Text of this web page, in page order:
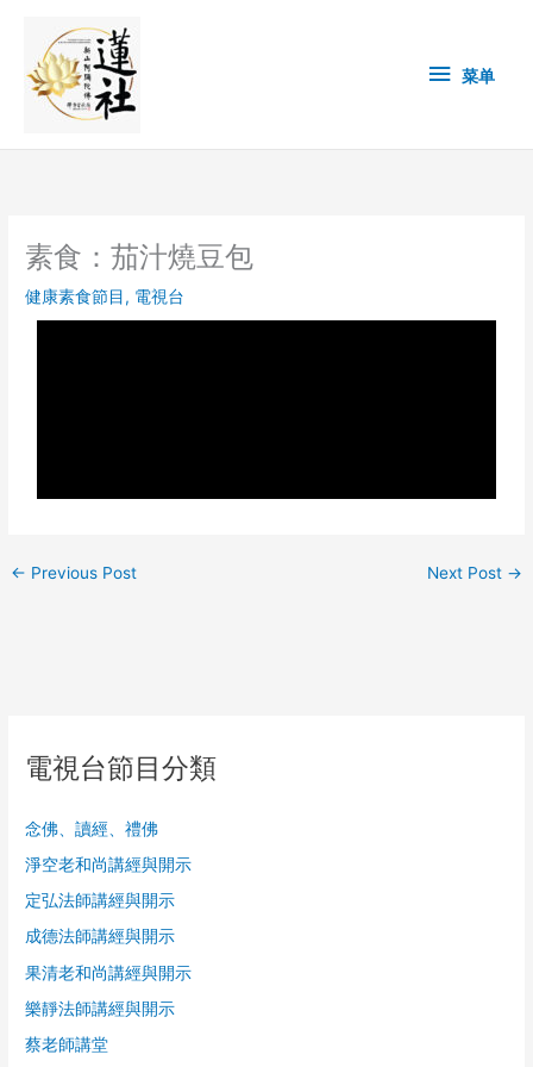
content
单 菜单
素食：茄汁燒豆包
健康素食節目, 電視台
← Previous Post Next Post →
電視台節目分類
念佛、讀經、禮佛
淨空老和尚講經與開示
定弘法師講經與開示
成德法師講經與開示
果清老和尚講經與開示
樂靜法師講經與開示
蔡老師講堂